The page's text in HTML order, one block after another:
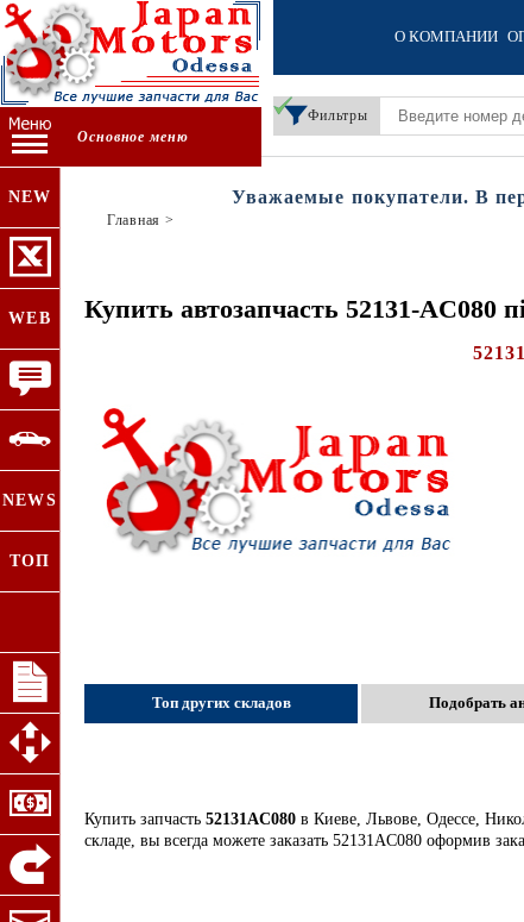
О КОМПАНИИ
Фильтры
Основное меню
NEW
WEB
NEWS
ТОП
Уважаемые покупатели. В
Главная >
Купить автозапчасть 52131-AC080
Топ других складов Подобрать
Купить запчасть52131AC080 в Киеве, Львове, Одессе,
складе, вы всегда можете заказать 52131AC080 оформив